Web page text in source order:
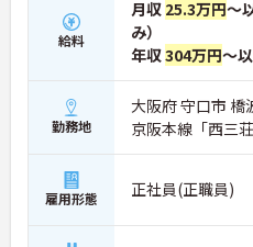
給料
月収 25.3万円～
み）
年収304万円～
勤務地
大阪府 守口市
京阪本線「西三
雇用形態 正社員(正職員)